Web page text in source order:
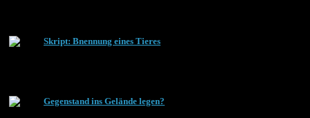
Skript: Bnennung eines Tieres
Gegenstand ins Gelände legen?